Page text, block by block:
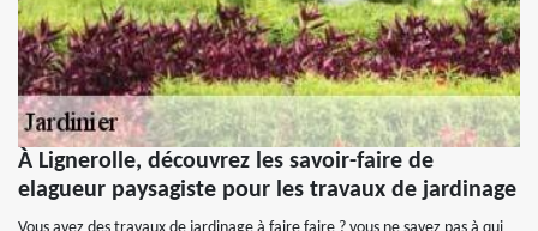
À Lignerolle, découvrez les savoir-faire de
elagueur paysagiste pour les travaux de jardinage